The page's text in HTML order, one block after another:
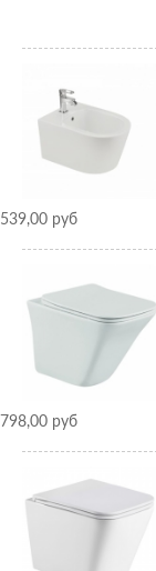
539,00 руб
798,00 руб